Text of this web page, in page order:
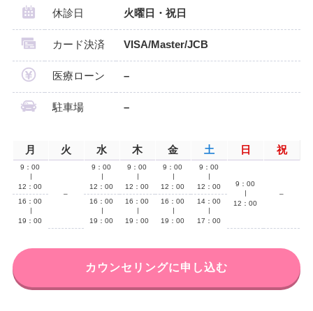
休診日 火曜日・祝日
カード決済 VISA/Master/JCB
医療ローン –
駐車場 –
月 火 水 木 金 土 日 祝
9：00
12：00
–
9：00
12：00
9：00
12：00
9：00
12：00
9：00
12：00
9：00
12：00
–
16：00
19：00
16：00
19：00
16：00
19：00
16：00
19：00
14：00
17：00
カウンセリングに申し込む